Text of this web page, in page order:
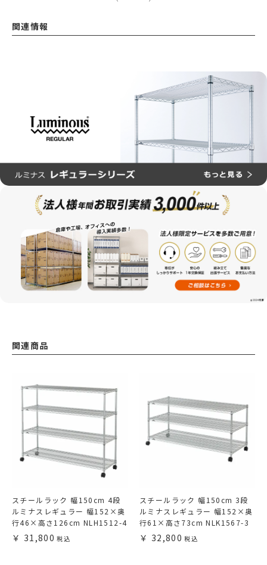
関連情報
関連商品
スチールラック 幅150cm 4段
ルミナスレギュラー 幅152×奥
行46×高さ126cm NLH1512-4
31,800
スチールラック 幅150cm 3段
ルミナスレギュラー 幅152×奥
行61×高さ73cm NLK1567-3
32,800